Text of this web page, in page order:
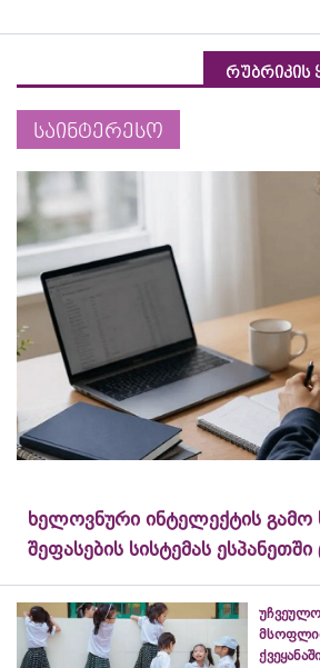
რუბრიკის
საინტერესო
ხელოვნური ინტელექტის გამო
შეფასების სისტემას